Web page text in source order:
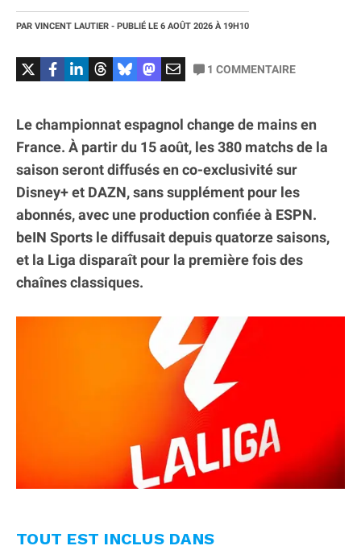
PAR VINCENT LAUTIER - PUBLIÉ LE 6 AOÛT 2026 À 19H10
1 COMMENTAIRE
Le championnat espagnol change de mains en
France. À partir du 15 août, les 380 matchs de la
saison seront diffusés en co-exclusivité sur
Disney+ et DAZN, sans supplément pour les
abonnés, avec une production confiée à ESPN.
beIN Sports le diffusait depuis quatorze saisons,
et la Liga disparaît pour la première fois des
chaînes classiques.
TOUT EST INCLUS DANS